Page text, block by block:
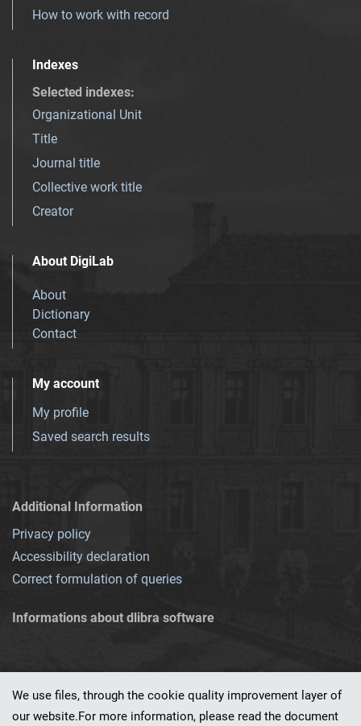
How to work with record
Indexes
Selected indexes:
Organizational Unit
Title
Journal title
Collective work title
Creator
About DigiLab
About
Dictionary
Contact
My account
My profile
Saved search results
Additional Information
Privacy policy
Accessibility declaration
Correct formulation of queries
Informations about dlibra software
We use files, through the cookie quality improvement layer of
our website.For more information, please read the document